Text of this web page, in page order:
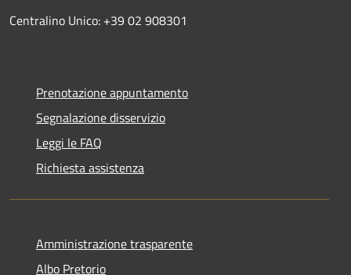
Centralino Unico: +39 02 908301
Prenotazione appuntamento
Segnalazione disservizio
Leggi le FAQ
Richiesta assistenza
Amministrazione trasparente
Albo Pretorio